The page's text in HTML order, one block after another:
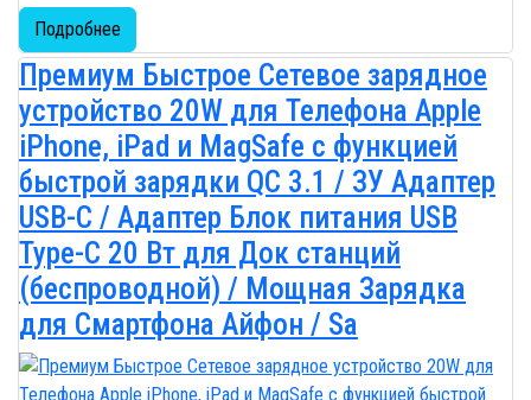
Подробнее
Премиум Быстрое Сетевое зарядное
устройство 20W для Телефона Apple
iPhone, iPad и MagSafe с функцией
быстрой зарядки QC 3.1 / ЗУ Адаптер
USB-C / Адаптер Блок питания USB
Type-C 20 Вт для Док станций
(беспроводной) / Мощная Зарядка
для Смартфона Айфон / Sa